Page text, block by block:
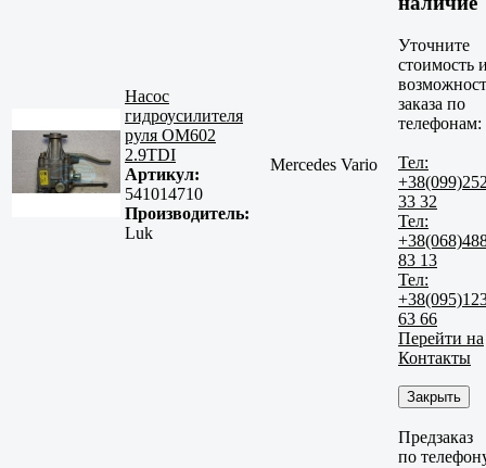
Насос
гидроусилителя
руля OM602
2.9TDI
Артикул:
541014710
Производитель:
Luk
Mercedes Vario
Уточните
стоимость
заказа по
телефонам:
Тел:
33 32
Тел:
83 13
Тел:
63 66
Перейти на
Контакты
Закрыть
Предзаказ
по